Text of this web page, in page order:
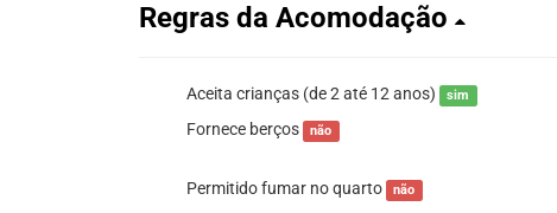
Regras da Acomodação
Aceita crianças (de 2 até 12 anos) sim
Fornece berços não
Permitido fumar no quarto não